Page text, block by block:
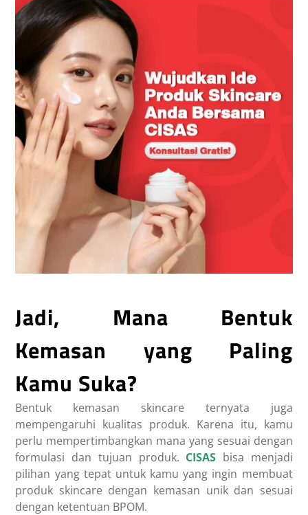
Jadi, Mana Bentuk
Kemasan yang Paling
Kamu Suka?
Bentuk kemasan skincare ternyata juga
mempengaruhi kualitas produk. Karena itu, kamu
perlu mempertimbangkan mana yang sesuai dengan
formulasi dan tujuan produk. CISAS bisa menjadi
pilihan yang tepat untuk kamu yang ingin membuat
produk skincare dengan kemasan unik dan sesuai
dengan ketentuan BPOM.